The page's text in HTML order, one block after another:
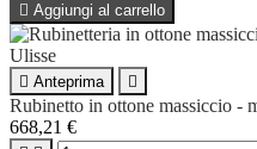
 Aggiungi al carrello
 Anteprima 
Rubinetto in ottone massiccio -
668,21 €